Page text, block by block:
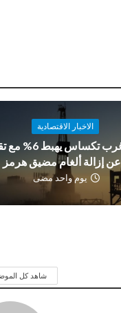
الاخبار الاقتصادية
خام غرب تكساس يهبط
عن إزالة ألغام مضيق هرمز
يوم واحد مضى
شاهد كل